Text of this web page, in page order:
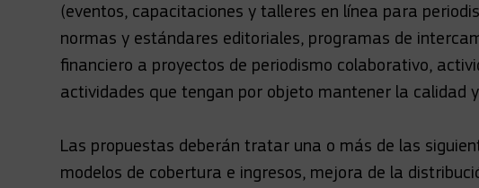
(eventos, capacitaciones y talleres en línea para
normas y estándares editoriales, programas de
financiero a proyectos de periodismo colaborativo,
actividades que tengan por objeto mantener la calidad
Las propuestas deberán tratar una o más de las
modelos de cobertura e ingresos, mejora de la